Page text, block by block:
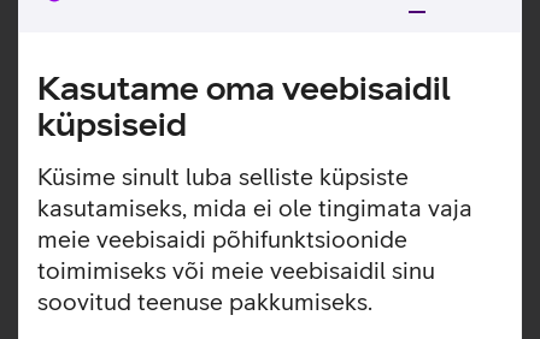
Kasutame oma veebisaidil
küpsiseid
Küsime sinult luba selliste küpsiste
kasutamiseks, mida ei ole tingimata vaja
meie veebisaidi põhifunktsioonide
toimimiseks või meie veebisaidil sinu
soovitud teenuse pakkumiseks.
Logitech M196 on kompaktse disainiga väike hiir, mis
juhtimist peaaegu igal pinnal. Hiirel on sujuv kerimisratas,
mis annab rida-realt kerimise mugavuse.
1000 dpi sensor.
Hiir on mõeldud nii parema- kui ka vasakukäelistele.
Hiir peab vastu kuni 12 kuud ilma patareisid vahetamata
tänu automaatsele unerežiimile.
Kasulikud lingid